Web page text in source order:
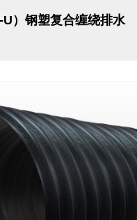
）钢塑复合缠绕排水